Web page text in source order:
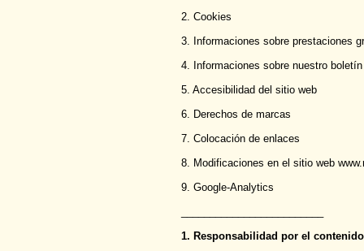
2. Cookies
3. Informaciones sobre prestaciones
4. Informaciones sobre nuestro boletín
5. Accesibilidad del sitio web
6. Derechos de marcas
7. Colocación de enlaces
8. Modificaciones en el sitio web
9. Google-Analytics
1. Responsabilidad por el